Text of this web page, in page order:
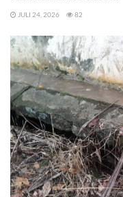
JULI 24, 2026 82